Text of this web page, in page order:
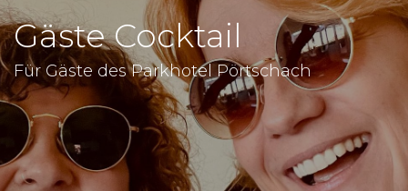
Gäste Cocktail
Für Gäste des Parkhotel Pörtschach